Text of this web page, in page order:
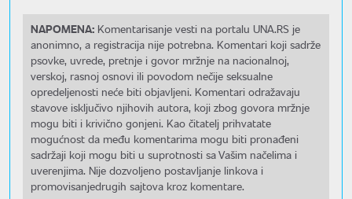
NAPOMENA: Komentarisanje vesti na portalu UNA.RS je
anonimno, a registracija nije potrebna. Komentari koji sadrže
psovke, uvrede, pretnje i govor mržnje na nacionalnoj,
verskoj, rasnoj osnovi ili povodom nečije seksualne
opredeljenosti neće biti objavljeni. Komentari odražavaju
stavove isključivo njihovih autora, koji zbog govora mržnje
mogu biti i krivično gonjeni. Kao čitatelj prihvatate
mogućnost da među komentarima mogu biti pronađeni
sadržaji koji mogu biti u suprotnosti sa Vašim načelima i
uverenjima. Nije dozvoljeno postavljanje linkova i
promovisanjedrugih sajtova kroz komentare.